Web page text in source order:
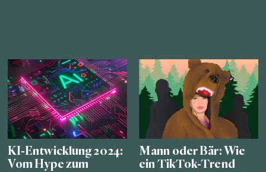
KI-Entwicklung 2024:
Vom Hype zum
Mann oder Bär: Wie
ein TikTok-Trend